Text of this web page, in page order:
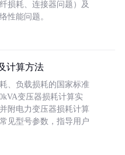
损耗、连接器问题）及
性能问题。
计算方法
、负载损耗的国家标准
变压器损耗计算实
附电力变压器损耗计算
见型号参数，指导用户